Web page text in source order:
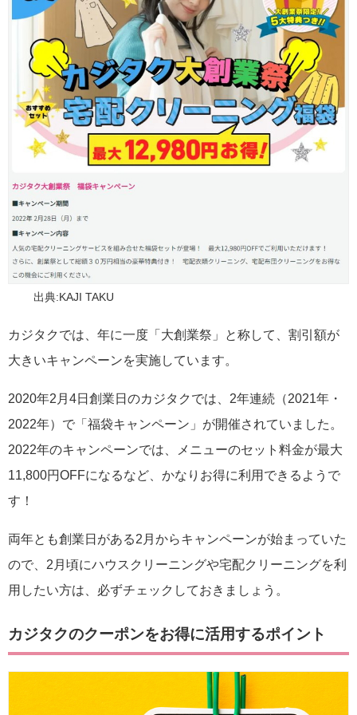
出典:KAJI TAKU
カジタクでは、年に一度「大創業祭」と称して、割引額が
大きいキャンペーンを実施しています。
2020年2月4日創業日のカジタクでは、2年連続（2021年・
2022年）で「福袋キャンペーン」が開催されていました。
2022年のキャンペーンでは、メニューのセット料金が最大
11,800円OFFになるなど、かなりお得に利用できるようで
す！
両年とも創業日がある2月からキャンペーンが始まっていた
ので、2月頃にハウスクリーニングや宅配クリーニングを利
用したい方は、必ずチェックしておきましょう。
カジタクのクーポンをお得に活用するポイント